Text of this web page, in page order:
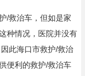
/救治车，但如是家
种情况，医院并没有
此海口市救护/救治
便利的救护/救治车